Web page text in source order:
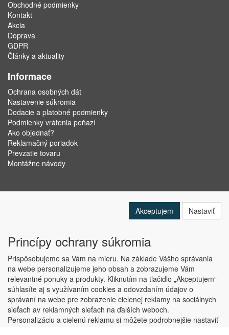
Obchodné podmienky
Kontakt
Akcia
Doprava
GDPR
Články a aktuality
Informace
Ochrana osobných dát
Nastavenie súkromia
Dodacie a platobné podmienky
Podmienky vrátenia peňazí
Ako objednať?
Reklamačný poriadok
Prevzatie tovaru
Montážne návody
Copyright © ABRA Software a.s. 2019
Akceptujem Nastaviť
Princípy ochrany súkromia
Prispôsobujeme sa Vám na mieru. Na základe Vášho správania
na webe personalizujeme jeho obsah a zobrazujeme Vám
relevantné ponuky a produkty. Kliknutím na tlačidlo „Akceptujem“
súhlasíte aj s využívaním cookies a odovzdaním údajov o
správaní na webe pre zobrazenie cielenej reklamy na sociálnych
sieťach av reklamných sieťach na ďalších weboch.
Personalizáciu a cielenú reklamu si môžete podrobnejšie nastaviť